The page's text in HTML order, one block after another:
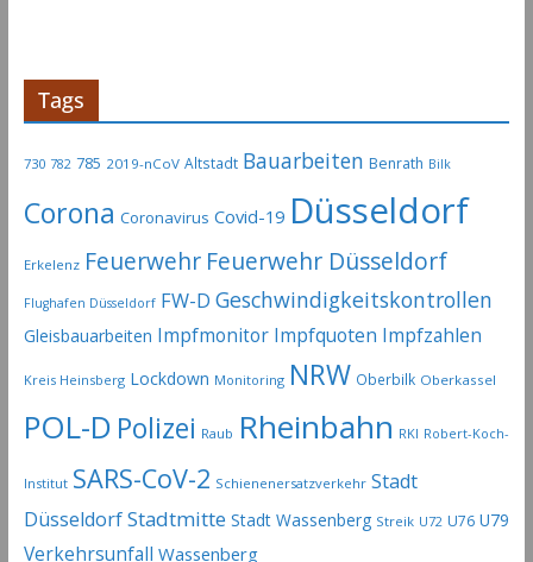
Tags
730 782 785 2019-nCoV Altstadt Bauarbeiten Benrath Bilk
Corona Coronavirus Covid-19 Düsseldorf
Erkelenz Feuerwehr Feuerwehr Düsseldorf
Flughafen Düsseldorf FW-D Geschwindigkeitskontrollen
Gleisbauarbeiten Impfmonitor Impfquoten Impfzahlen
Kreis Heinsberg Lockdown Monitoring NRW Oberbilk Oberkassel
POL-D Polizei Raub Rheinbahn RKI Robert-Koch-
Institut SARS-CoV-2 Schienenersatzverkehr Stadt
DüsseldorfStadtmitte Stadt Wassenberg Streik U72 U76 U79
Verkehrsunfall Wassenberg